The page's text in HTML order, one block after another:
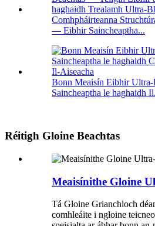
Comhpháirteanna
— Eibhir Saincheaptha...
Bonn Meaisín Eibhir Ultra-
Saincheaptha le haghaidh
Réitigh Gloine Beachtas
Meaisínithe Gloine
Tá Gloine Grianchloch
comhleáite i ngloine